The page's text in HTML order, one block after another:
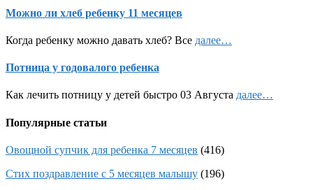
Можно ли хлеб ребенку 11 месяцев
Когда ребенку можно давать хлеб? Все далее…
Потница у годовалого ребенка
Как лечить потницу у детей быстро 03 Августа далее…
Популярные статьи
Овощной супчик для ребенка 7 месяцев (416)
Стих поздравление с 5 месяцев малышу (196)